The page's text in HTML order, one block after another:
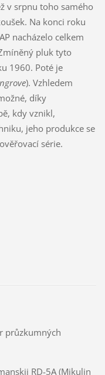
v srpnu toho samého
Na konci roku
nacházelo celkem
pluk tyto
1960. Poté je
). Vzhledem
díky
kdy vznikl,
jeho produkce se
série.
RD-5A (Mikulin